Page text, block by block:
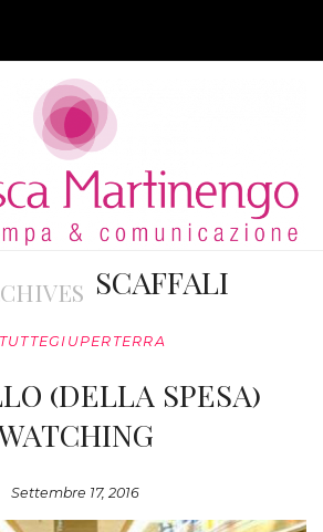
SCAFFALI
(DELLA SPESA)
Settembre 17, 2016